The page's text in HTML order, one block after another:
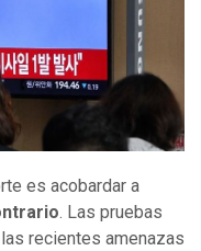
es acobardar a
. Las pruebas
recientes amenazas